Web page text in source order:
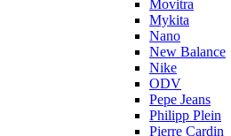
Movitra
Mykita
Nano
New Balance
Nike
ODV
Pepe Jeans
Philipp Plein
Pierre Cardin